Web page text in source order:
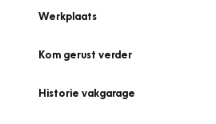
Werkplaats
Kom gerust verder
Historie vakgarage